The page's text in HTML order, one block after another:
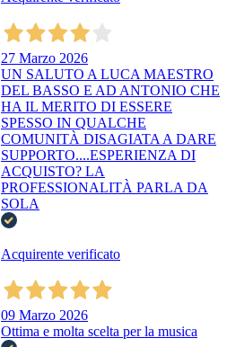
27 Marzo 2026
UN SALUTO A LUCA MAESTRO
DEL BASSO E AD ANTONIO CHE
HA IL MERITO DI ESSERE
SPESSO IN QUALCHE
COMUNITÀ DISAGIATA A DARE
SUPPORTO....ESPERIENZA DI
ACQUISTO? LA
PROFESSIONALITÀ PARLA DA
SOLA
Acquirente verificato
09 Marzo 2026
Ottima e molta scelta per la musica